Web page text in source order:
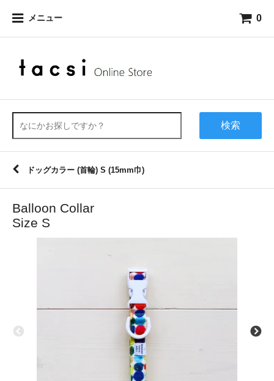
メニュー 0
検索
ドッグカラー (首輪) S (15mm巾)
Balloon Collar
Size S